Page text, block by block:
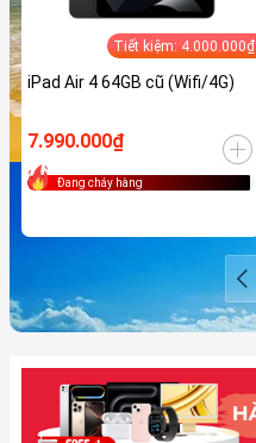
Tiết kiệm: 4.000.000₫
iPad Air 4 64GB cũ (Wifi/4G)
7.990.000₫
Đang cháy hàng